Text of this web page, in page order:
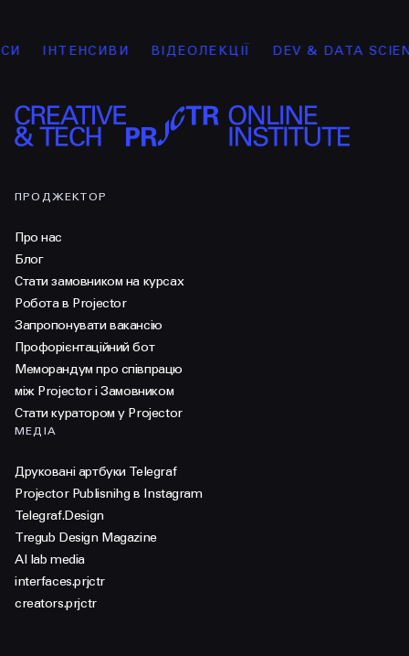
ІНТЕНСИВИ ВІДЕОЛЕКЦІЇ DEV & DATA SCIENCE
ПРОДЖЕКТОР
Про нас
Блог
Стати замовником на курсах
Робота в Projector
Запропонувати вакансію
Профорієнтаційний бот
Меморандум про співпрацю
між Projector і Замовником
Стати куратором у Projector
МЕДІА
Друковані артбуки Telegraf
Projector Publisnihg в Instagram
Telegraf.Design
Tregub Design Magazine
AI lab media
interfaces.prjctr
creators.prjctr